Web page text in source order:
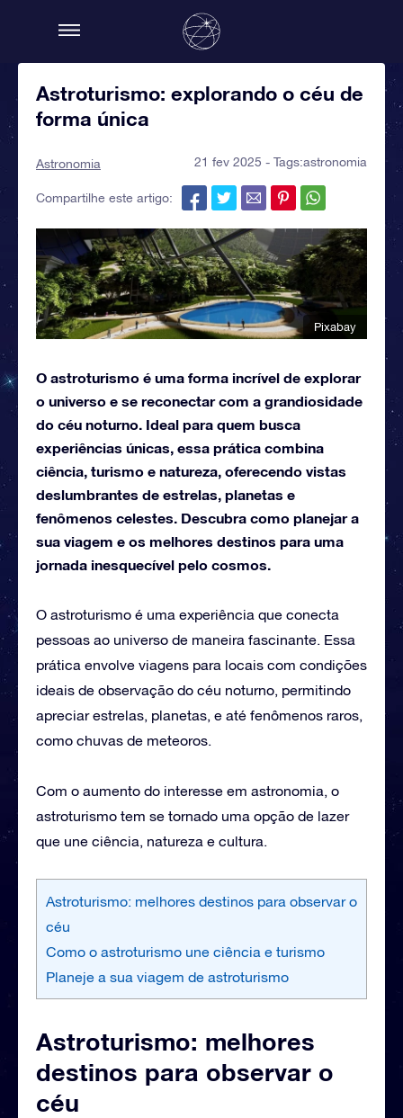
Astroturismo: explorando o céu de
forma única
Astronomia 21 fev 2025 - Tags:astronomia
Compartilhe este artigo:
Pixabay
O astroturismo é uma forma incrível de explorar
o universo e se reconectar com a grandiosidade
do céu noturno. Ideal para quem busca
experiências únicas, essa prática combina
ciência, turismo e natureza, oferecendo vistas
deslumbrantes de estrelas, planetas e
fenômenos celestes. Descubra como planejar a
sua viagem e os melhores destinos para uma
jornada inesquecível pelo cosmos.
O astroturismo é uma experiência que conecta
pessoas ao universo de maneira fascinante. Essa
prática envolve viagens para locais com condições
ideais de observação do céu noturno, permitindo
apreciar estrelas, planetas, e até fenômenos raros,
como chuvas de meteoros.
Com o aumento do interesse em astronomia, o
astroturismo tem se tornado uma opção de lazer
que une ciência, natureza e cultura.
Astroturismo: melhores destinos para observar o
céu
Como o astroturismo une ciência e turismo
Planeje a sua viagem de astroturismo
Astroturismo: melhores
destinos para observar o
céu